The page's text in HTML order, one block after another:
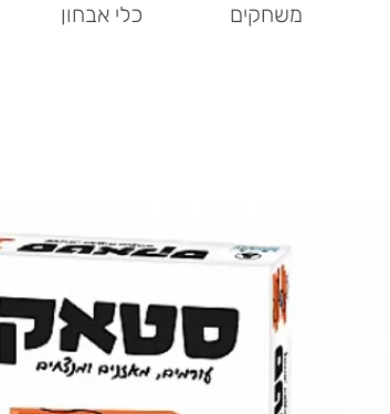
משחקים כלי אבחון